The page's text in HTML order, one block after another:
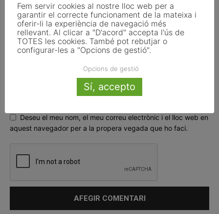
Deseu el meu nom, el meu correu electrònic i el lloc web en
aquest navegador per a la propera vegada que ho faci.
Fem servir cookies al nostre lloc web per a
garantir el correcte funcionament de la mateixa i
oferir-li la experiència de navegació més
rellevant. Al clicar a "D'acord" accepta l'ús de
TOTES les cookies. També pot rebutjar o
configurar-les a "Opcions de gestió".
Opcions de gestió
Sí, accepto